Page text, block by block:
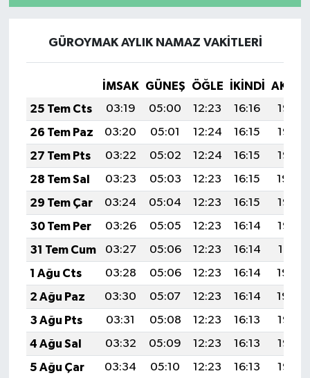
GÜROYMAK AYLIK NAMAZ VAKITLERI
İMSAK GÜNEŞ ÖĞLE İKINDI
25 Tem Cts
03:19 05:00 12:23 16:16
19:37
26 Tem Paz
03:20 05:01 12:24 16:15
19:36
27 Tem Pts
03:22 05:02 12:24 16:15
19:35
28 Tem Sal
03:23 05:03 12:23 16:15
19:34
29 Tem Çar
03:24 05:04 12:23 16:15
19:33
30 Tem Per
03:26 05:05 12:23 16:14
19:32
31 Tem Cum
03:27 05:06 12:23 16:14
19:31
1 Ağu Cts
03:28 05:06 12:23 16:14
19:30
2 Ağu Paz
03:30 05:07 12:23 16:14
19:29
3 Ağu Pts
03:31 05:08 12:23 16:13
19:28
4 Ağu Sal
03:32 05:09 12:23 16:13
19:27
5 Ağu Çar
03:34 05:10 12:23 16:13
19:26